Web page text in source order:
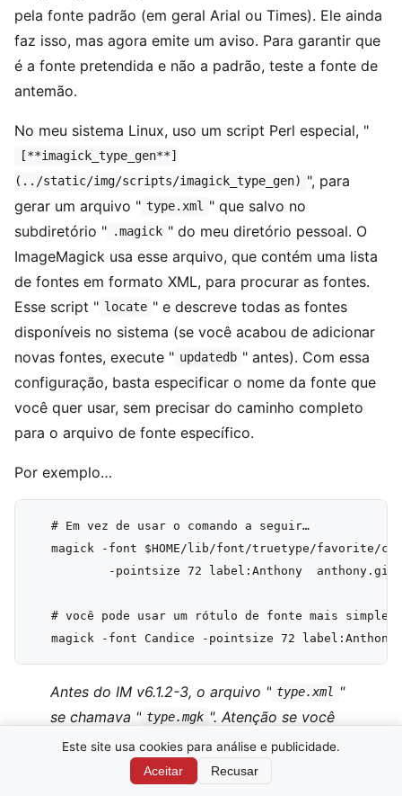
pela fonte padrão (em geral Arial ou Times). Ele ainda
faz isso, mas agora emite um aviso. Para garantir que
é a fonte pretendida e não a padrão, teste a fonte de
antemão.
No meu sistema Linux, uso um script Perl especial, "
[**imagick_type_gen**]
(../static/img/scripts/imagick_type_gen) ", para
gerar um arquivo " type.xml " que salvo no
subdiretório " .magick " do meu diretório pessoal. O
ImageMagick usa esse arquivo, que contém uma lista
de fontes em formato XML, para procurar as fontes.
Esse script " locate " e descreve todas as fontes
disponíveis no sistema (se você acabou de adicionar
novas fontes, execute " updatedb " antes). Com essa
configuração, basta especificar o nome da fonte que
você quer usar, sem precisar do caminho completo
para o arquivo de fonte específico.
Por exemplo…
   # Em vez de usar o comando a seguir…
magick -font $HOME/lib/font/truetype/favorite/
           -pointsize 72 label:Anthony  anthony.gif
   # você pode usar um rótulo de fonte mais simples…
Antes do IM v6.1.2-3, o arquivo " type.xml "
se chamava " type.mgk ". Atenção se você
usa um IM mais antigo que isso.
As fontes usadas nestes exemplos de IM estão
Este site usa cookies para análise e publicidade.
Aceitar Recusar